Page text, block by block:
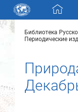
Skip navigation
Разделы и
Электронный
Новости
Библиотека
Периодические